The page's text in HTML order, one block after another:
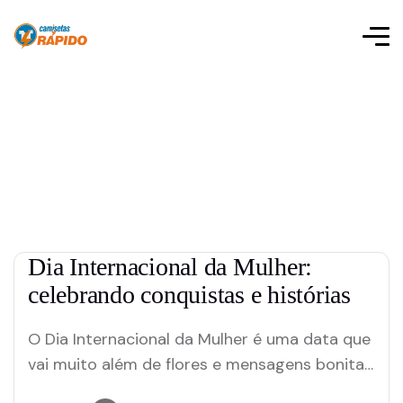
Dia Internacional da Mulher:
celebrando conquistas e histórias
O Dia Internacional da Mulher é uma data que
vai muito além de flores e mensagens bonitas.